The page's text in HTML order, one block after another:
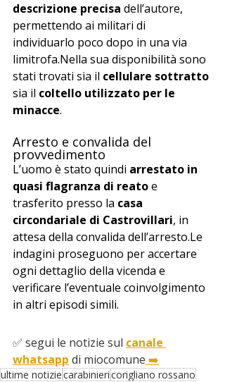
descrizione precisa dell’autore,
permettendo ai militari di
individuarlo poco dopo in una via
limitrofa.Nella sua disponibilità sono
stati trovati sia il cellulare sottratto
sia il coltello utilizzato per le
minacce.
Arresto e convalida del
provvedimento
L’uomo è stato quindi arrestato in
quasi flagranza di reato e
trasferito presso la casa
circondariale di Castrovillari, in
attesa della convalida dell’arresto.Le
indagini proseguono per accertare
ogni dettaglio della vicenda e
verificare l’eventuale coinvolgimento
in altri episodi simili.
✅ segui le notizie sul canale
whatsapp di miocomune ➡️
ultime notiziecarabiniericorigliano rossano